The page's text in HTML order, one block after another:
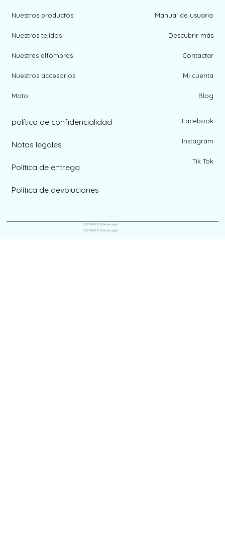
Nuestros productos
Nuestros tejidos
Nuestras alfombras
Nuestros accesorios
Moto
Manual de usuario
Descubrir más
Contactar
Mi cuenta
Blog
Facebook
Instagram
Tik Tok
política de confidencialidad
Notas legales
Política de entrega
Política de devoluciones
COPYRIGHT © 2024 aleia digital
COPYRIGHT © 2024 aleia digital